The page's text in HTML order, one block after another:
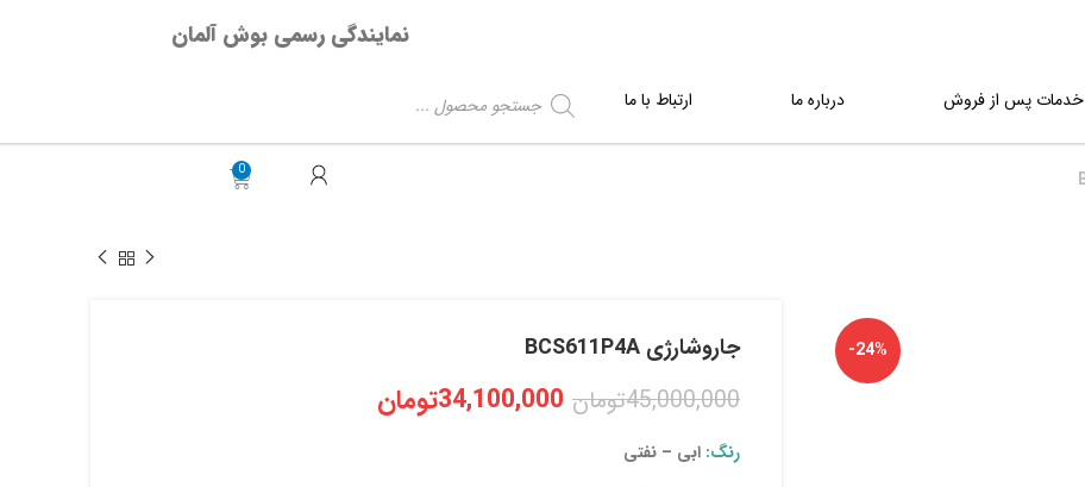
نمایندگی رسمی بوش آلمان
خدمات پس از فروش درباره ما ارتباط با ما
-24% جاروشارژی BCS611P4A
45,000,000تومان 34,100,000تومان
رنگ: ابی – نفتی